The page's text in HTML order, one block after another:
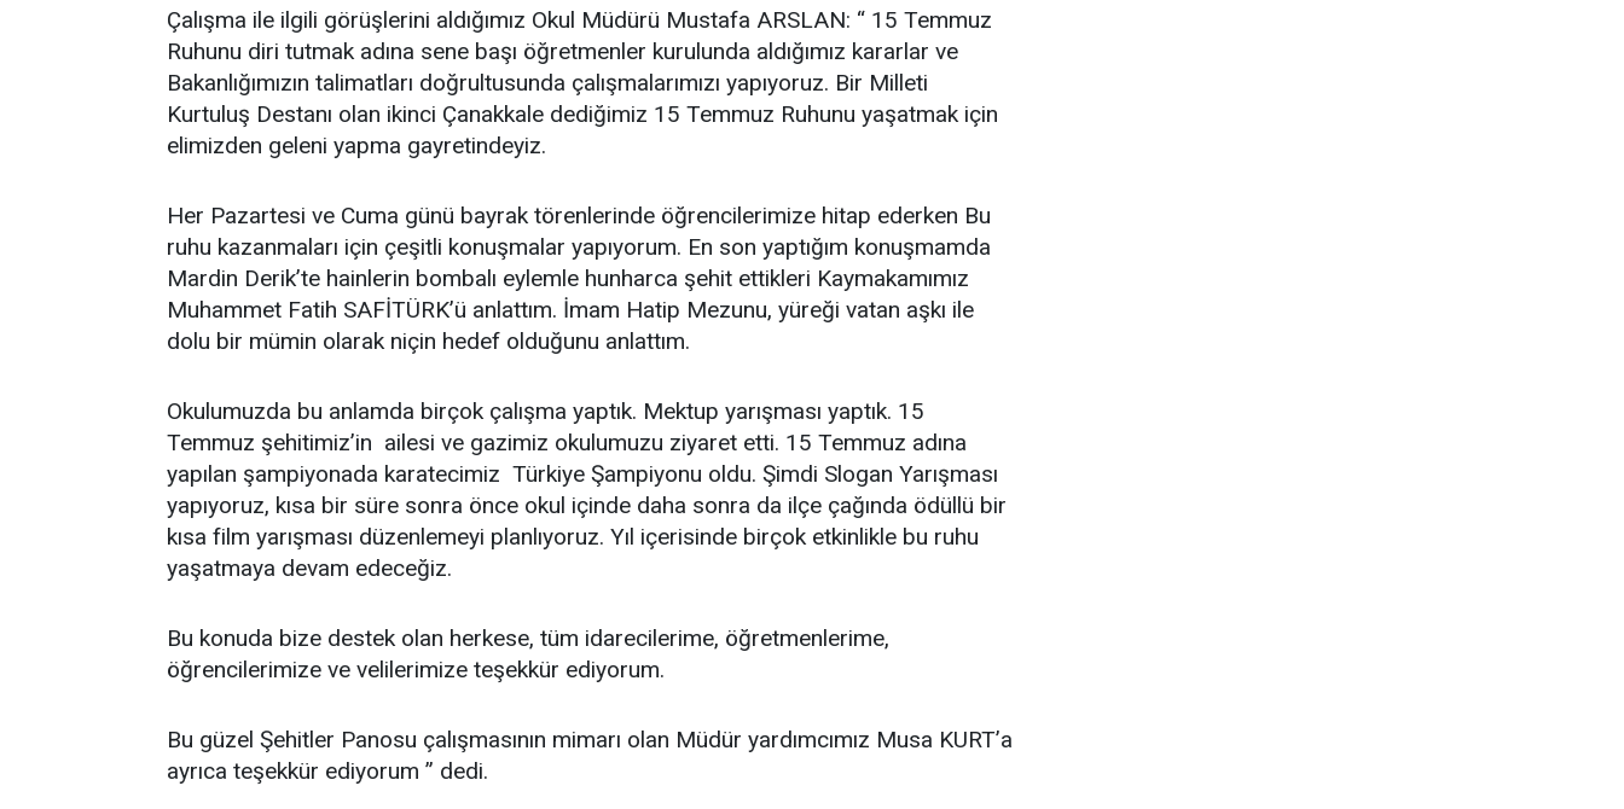
Çalışma ile ilgili görüşlerini aldığımız Okul Müdürü Mustafa ARSLAN: “ 15 Temmuz
Ruhunu diri tutmak adına sene başı öğretmenler kurulunda aldığımız kararlar ve
Bakanlığımızın talimatları doğrultusunda çalışmalarımızı yapıyoruz. Bir Milleti
Kurtuluş Destanı olan ikinci Çanakkale dediğimiz 15 Temmuz Ruhunu yaşatmak için
elimizden geleni yapma gayretindeyiz.
Her Pazartesi ve Cuma günü bayrak törenlerinde öğrencilerimize hitap ederken Bu
ruhu kazanmaları için çeşitli konuşmalar yapıyorum. En son yaptığım konuşmamda
Mardin Derik’te hainlerin bombalı eylemle hunharca şehit ettikleri Kaymakamımız
Muhammet Fatih SAFİTÜRK’ü anlattım. İmam Hatip Mezunu, yüreği vatan aşkı ile
dolu bir mümin olarak niçin hedef olduğunu anlattım.
Okulumuzda bu anlamda birçok çalışma yaptık. Mektup yarışması yaptık. 15
Temmuz şehitimiz’in ailesi ve gazimiz okulumuzu ziyaret etti. 15 Temmuz adına
yapılan şampiyonada karatecimiz Türkiye Şampiyonu oldu. Şimdi Slogan Yarışması
yapıyoruz, kısa bir süre sonra önce okul içinde daha sonra da ilçe çağında ödüllü bir
kısa film yarışması düzenlemeyi planlıyoruz. Yıl içerisinde birçok etkinlikle bu ruhu
yaşatmaya devam edeceğiz.
Bu konuda bize destek olan herkese, tüm idarecilerime, öğretmenlerime,
öğrencilerimize ve velilerimize teşekkür ediyorum.
Bu güzel Şehitler Panosu çalışmasının mimarı olan Müdür yardımcımız Musa KURT’a
ayrıca teşekkür ediyorum ” dedi.